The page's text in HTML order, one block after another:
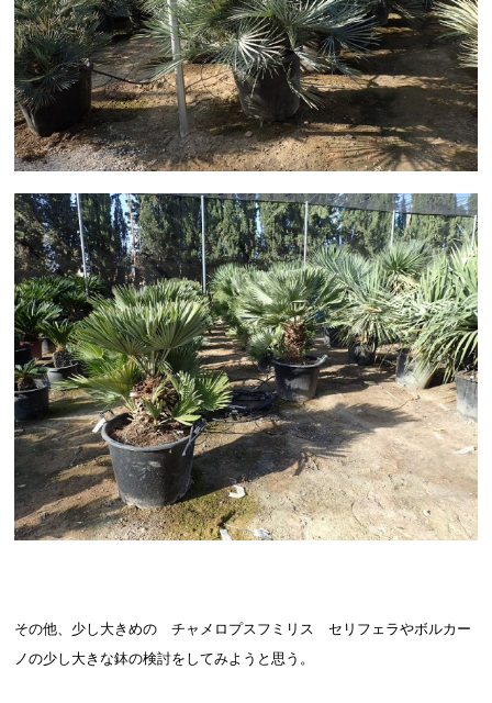
その他、少し大きめの チャメロプスフミリス セリフェラやボルカー
ノの少し大きな鉢の検討をしてみようと思う。